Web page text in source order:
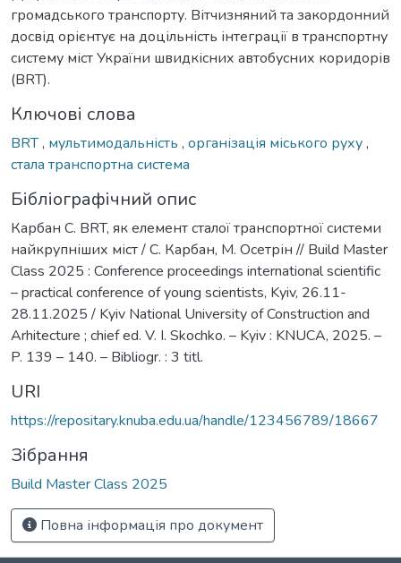
громадського транспорту. Вітчизняний та закордонний
досвід орієнтує на доцільність інтеграції в транспортну
систему міст України швидкісних автобусних коридорів
(BRT).
Ключові слова
BRT, мультимодальність , організація міського руху,
стала транспортна система
Бібліографічний опис
Карбан С. BRT, як елемент сталої транспортної системи
найкрупніших міст / С. Карбан, М. Осетрін // Build Master
Class 2025 : Conference proceedings international scientific
– practical conference of young scientists, Kyiv, 26.11-
28.11.2025 / Kyiv National University of Construction and
Arhitecture ; chief ed. V. I. Skochko. – Kyiv : KNUCA, 2025. –
P. 139 – 140. – Bibliogr. : 3 titl.
URI
https://repositary.knuba.edu.ua/handle/123456789/18667
Зібрання
Build Master Class 2025
Повна інформація про документ